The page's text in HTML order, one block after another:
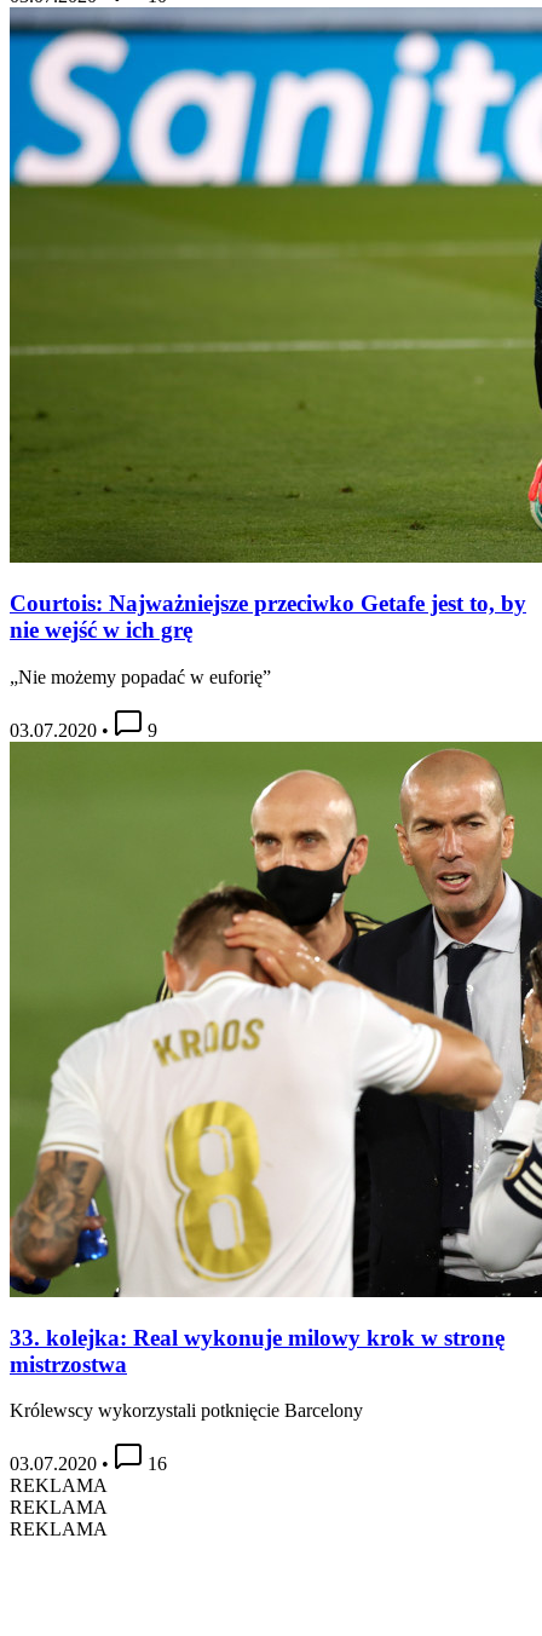
Courtois: Najważniejsze przeciwko Getafe jest to, by
nie wejść w ich grę
„Nie możemy popadać w euforię”
03.07.2020 • 9
33. kolejka: Real wykonuje milowy krok w stronę
mistrzostwa
Królewscy wykorzystali potknięcie Barcelony
03.07.2020 •
16
REKLAMA
REKLAMA
REKLAMA